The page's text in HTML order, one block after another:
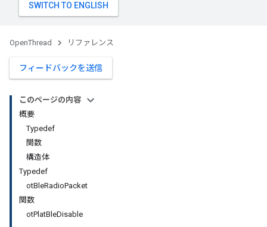
OpenThread リファレンス
フィードバックを送信
このページの内容
概要
Typedef
関数
構造体
Typedef
otBleRadioPacket
関数
otPlatBleDisable